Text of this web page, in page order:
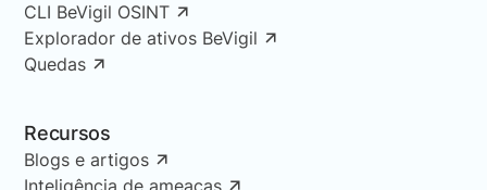
CLI BeVigil OSINT
Explorador de ativos BeVigil
Quedas
Recursos
Blogs e artigos
Inteligência de ameaças